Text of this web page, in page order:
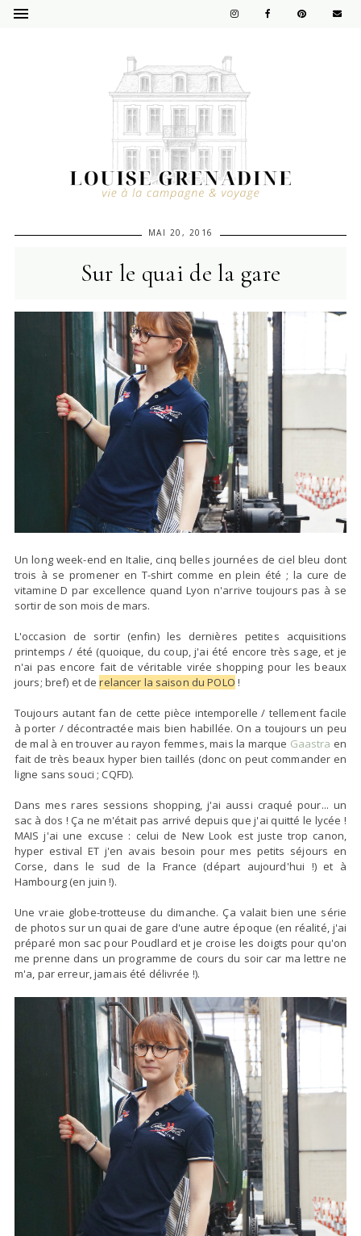
MAI 20, 2016
Sur le quai de la gare
​Un long week-end en Italie, cinq belles journées de ciel bleu dont
trois à se promener en T-shirt comme en plein été ; la cure de
vitamine D par excellence quand Lyon n'arrive toujours pas à se
sortir de son mois de mars.
L'occasion de sortir (enfin) les dernières petites acquisitions
printemps / été (quoique, du coup, j'ai été encore très sage, et je
n'ai pas encore fait de véritable virée shopping pour les beaux
jours; bref) et derelancer la saison du POLO !
Toujours autant fan de cette pièce intemporelle / tellement facile
à porter / décontractée mais bien habillée. On a toujours un peu
de mal à en trouver au rayon femmes, mais la marque Gaastra en
fait de très beaux hyper bien taillés (donc on peut commander en
ligne sans souci ; CQFD).
Dans mes rares sessions shopping, j'ai aussi craqué pour... un
sac à dos ! Ça ne m'était pas arrivé depuis que j'ai quitté le lycée !
MAIS j'ai une excuse : celui de New Look est juste trop canon,
hyper estival ET j'en avais besoin pour mes petits séjours en
Corse, dans le sud de la France (départ aujourd'hui !) et à
Hambourg (en juin !).
Une vraie globe-trotteuse du dimanche. Ça valait bien une série
de photos sur un quai de gare d'une autre époque (en réalité, j'ai
préparé mon sac pour Poudlard et je croise les doigts pour qu'on
me prenne dans un programme de cours du soir car ma lettre ne
m'a, par erreur, jamais été délivrée !).